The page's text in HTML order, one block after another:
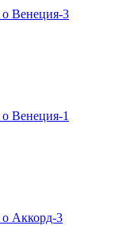
о Венеция-3
о Венеция-1
о Аккорд-3